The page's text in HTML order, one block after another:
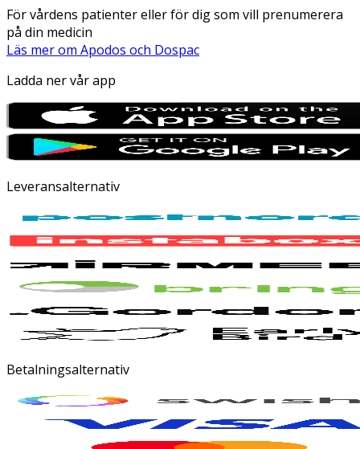
För vårdens patienter eller för dig som vill prenumerera
på din medicin
Läs mer om Apodos och Dospac
Ladda ner vår app
Leveransalternativ
Betalningsalternativ